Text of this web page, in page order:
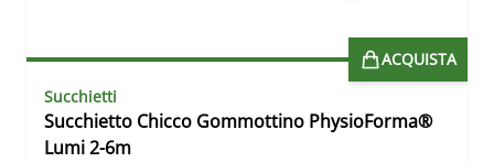
ACQUISTA
Succhietti
Succhietto Chicco Gommottino PhysioForma®
Lumi 2-6m